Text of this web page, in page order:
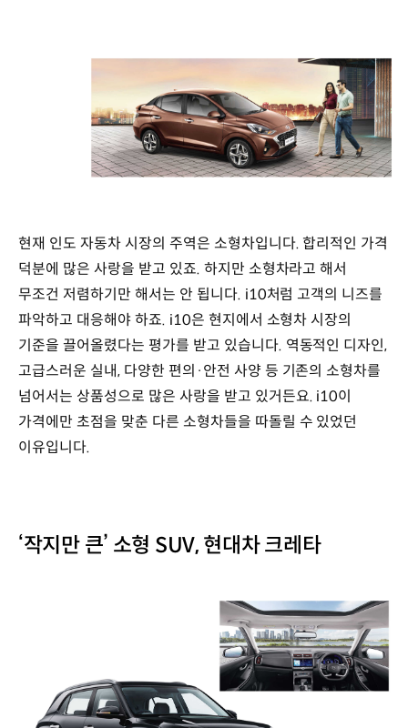
현재 인도 자동차 시장의 주역은 소형차입니다. 합리적인 가격
덕분에 많은 사랑을 받고 있죠. 하지만 소형차라고 해서
무조건 저렴하기만 해서는 안 됩니다. i10처럼 고객의 니즈를
파악하고 대응해야 하죠. i10은 현지에서 소형차 시장의
기준을 끌어올렸다는 평가를 받고 있습니다. 역동적인 디자인,
고급스러운 실내, 다양한 편의·안전 사양 등 기존의 소형차를
넘어서는 상품성으로 많은 사랑을 받고 있거든요. i10이
가격에만 초점을 맞춘 다른 소형차들을 따돌릴 수 있었던
이유입니다.
‘작지만 큰’ 소형 SUV, 현대차 크레타